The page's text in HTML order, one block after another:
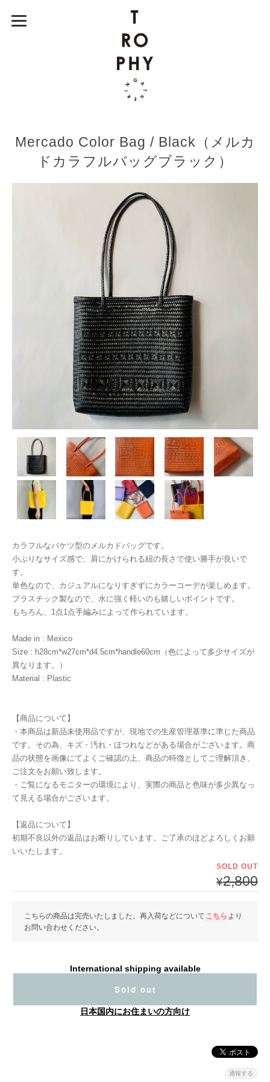
Mercado Color Bag / Black（メルカ
ドカラフルバッグブラック）
カラフルなバケツ型のメルカドバッグです。
小ぶりなサイズ感で、肩にかけられる紐の長さで使い勝手が良いで
す。
単色なので、カジュアルになりすぎずにカラーコーデが楽しめます。
プラスチック製なので、水に強く軽いのも嬉しいポイントです。
もちろん、1点1点手編みによって作られています。
Made in : Mexico
Size : h28cm*w27cm*d4.5cm*handle60cm（色によって多少サイズが
異なります。）
Material : Plastic
【商品について】
・本商品は新品未使用品ですが、現地での生産管理基準に準じた商品
です。その為、キズ・汚れ・ほつれなどがある場合がございます。商
品の状態を画像にてよくご確認の上、商品の特徴としてご理解頂き、
ご注文をお願い致します。
・ご覧になるモニターの環境により、実際の商品と色味が多少異なっ
て見える場合がございます。
【返品について】
初期不良以外の返品はお断りしています。ご了承のほどよろしくお願
いいたします。
SOLD OUT
¥2,800
こちらの商品は完売いたしました。再入荷などについて こちら より
お問い合わせください。
International shipping available
Sold out
日本国内にお住まいの方向け
通報する